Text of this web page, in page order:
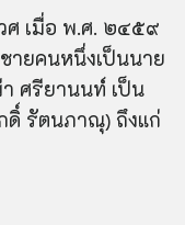
เมื่อ พ.ศ. ๒๔๕๙
ายคนหนึ่งเป็นนาย
ศรียานนท์ เป็น
ดิ์ รัตนภาณุ) ถึงแก่